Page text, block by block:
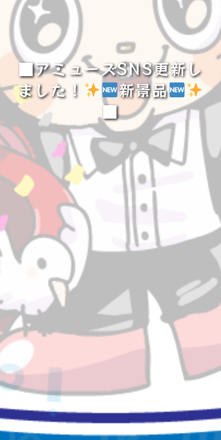
■アミューズSNS更新し
ました！
新景品
■